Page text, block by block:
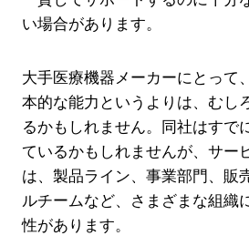
い場合があります。
大手医療機器メーカーにとって
本的な能力というよりは、むし
るかもしれません。同社はすで
ているかもしれませんが、サー
は、製品ライン、事業部門、販
ルチームなど、さまざまな組織
性があります。